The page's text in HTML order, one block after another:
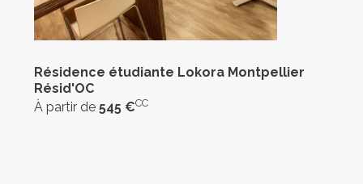
Résidence étudiante Lokora Montpellier
Résid'OC
À partir de 545 €CC